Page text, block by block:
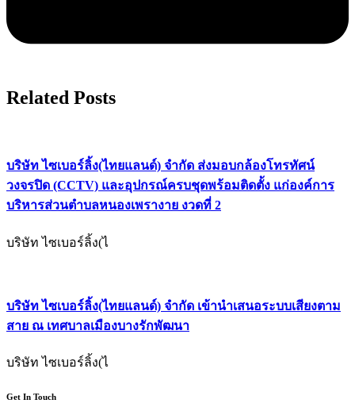
Related Posts
บริษัท ไซเบอร์ลิ้ง(ไทยแลนด์) จํากัด ส่งมอบกล้องโทรทัศน์
วงจรปิด (CCTV) และอุปกรณ์ครบชุดพร้อมติดตั้ง แก่องค์การ
บริหารส่วนตำบลหนองเพรางาย งวดที่ 2
บริษัท ไซเบอร์ลิ้ง(ไ
บริษัท ไซเบอร์ลิ้ง(ไทยแลนด์) จํากัด เข้านำเสนอระบบเสียงตาม
สาย ณ เทศบาลเมืองบางรักพัฒนา
บริษัท ไซเบอร์ลิ้ง(ไ
Get In Touch